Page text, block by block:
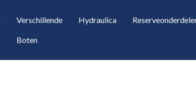
Verschillende Hydraulica
Boten